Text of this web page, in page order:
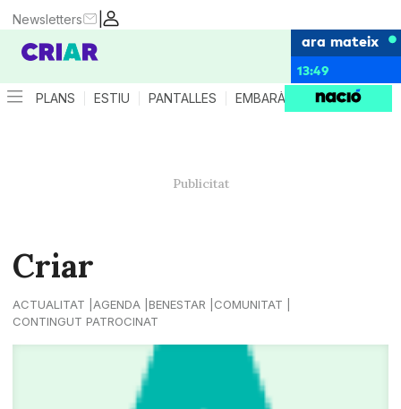
|
Newsletters
ara mateix
13:49
PLANS ESTIU PANTALLES EMBARÀS CRIANÇA
Criar
ACTUALITAT AGENDA BENESTAR
COMUNITAT
CONTINGUT PATROCINAT